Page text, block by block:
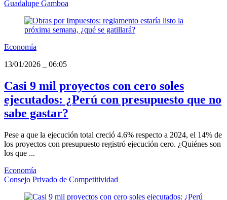
Guadalupe Gamboa
Economía
13/01/2026
06:05
Casi 9 mil proyectos con cero soles
ejecutados: ¿Perú con presupuesto que no
sabe gastar?
Pese a que la ejecución total creció 4.6% respecto a 2024, el 14% de
los proyectos con presupuesto registró ejecución cero. ¿Quiénes son
los que ...
Economía
Consejo Privado de Competitividad